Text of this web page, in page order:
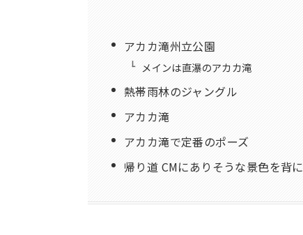
アカカ滝州立公園
メインは直瀑のアカカ滝
熱帯雨林のジャングル
アカカ滝
アカカ滝で定番のポーズ
帰り道 CMにありそうな景色を背に